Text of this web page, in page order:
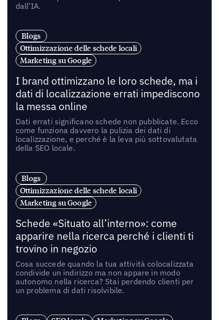
dall’IA.
Blogs
Ottimizzazione delle schede locali
Marketing su Google
I brand ottimizzano le loro schede, ma i
dati di localizzazione errati impediscono
la messa online
Dati errati significano schede non pubblicate. Ecco
come funziona davvero la pulizia dei dati di
localizzazione, e perché è la leva più sottovalutata
della SEO locale.
Blogs
Ottimizzazione delle schede locali
Marketing su Google
Schede «Situato all’interno»: come
apparire nella ricerca perché i clienti ti
trovino in negozio
Cosa succede quando la tua attività colocalizzata
condivide un indirizzo ma non appare in modo
autonomo nella ricerca? Stai perdendo clienti per
un problema di dati risolvibile.